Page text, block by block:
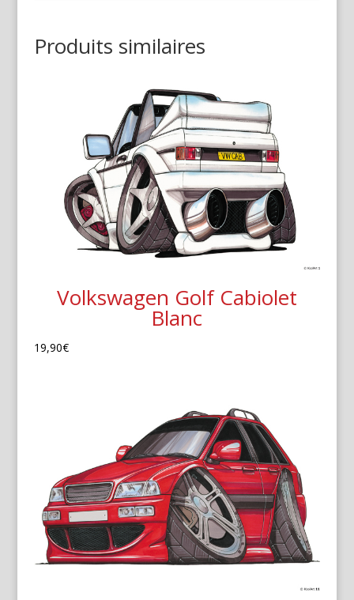
Produits similaires
Volkswagen Golf Cabiolet
Blanc
19,90€